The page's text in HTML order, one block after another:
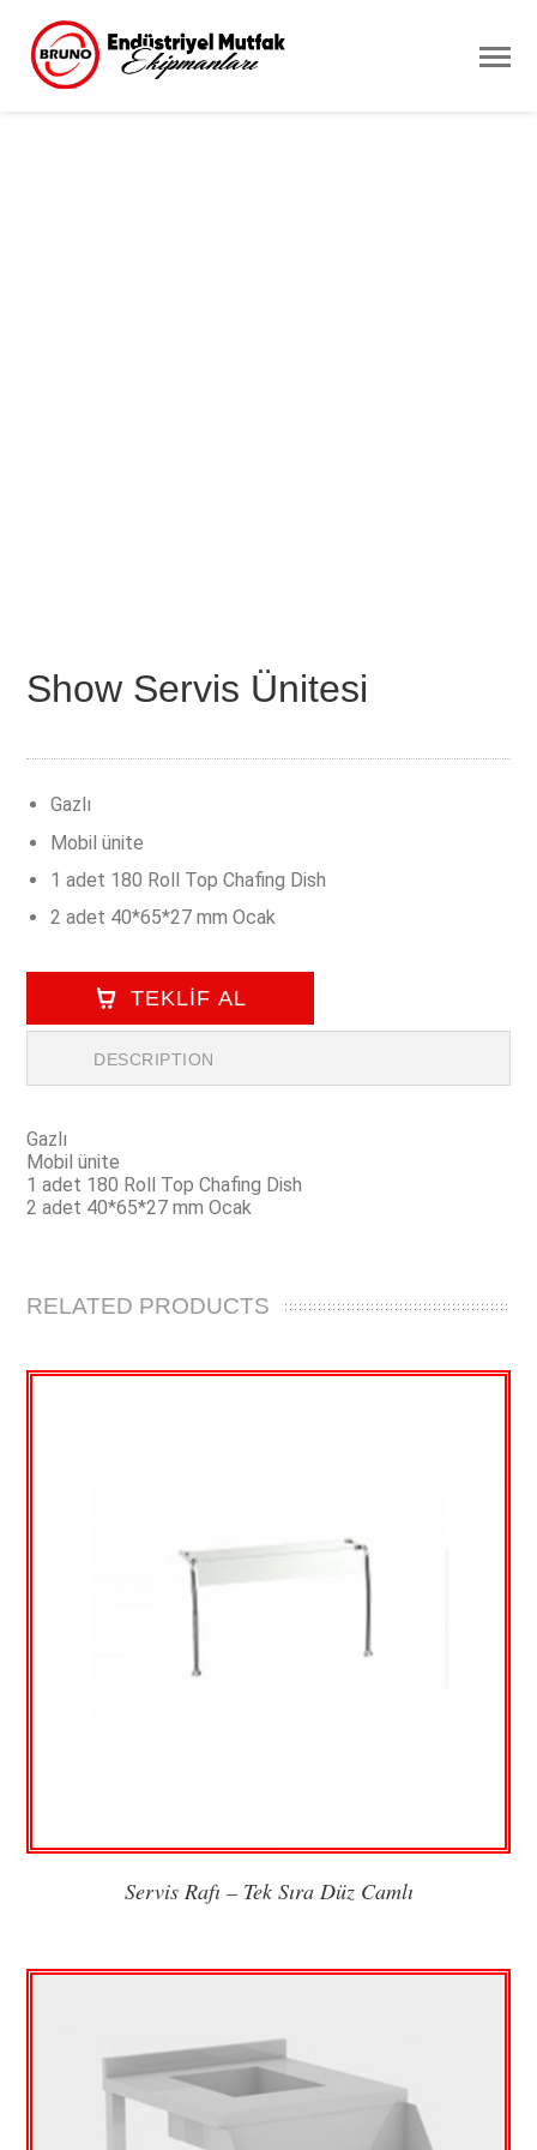
Show Servis Ünitesi
Gazlı
Mobil ünite
1 adet 180 Roll Top Chafing Dish
2 adet 40*65*27 mm Ocak
TEKLİF AL
DESCRIPTION
Gazlı
Mobil ünite
1 adet 180 Roll Top Chafing Dish
2 adet 40*65*27 mm Ocak
RELATED PRODUCTS
Servis Rafı – Tek Sıra Düz Camlı